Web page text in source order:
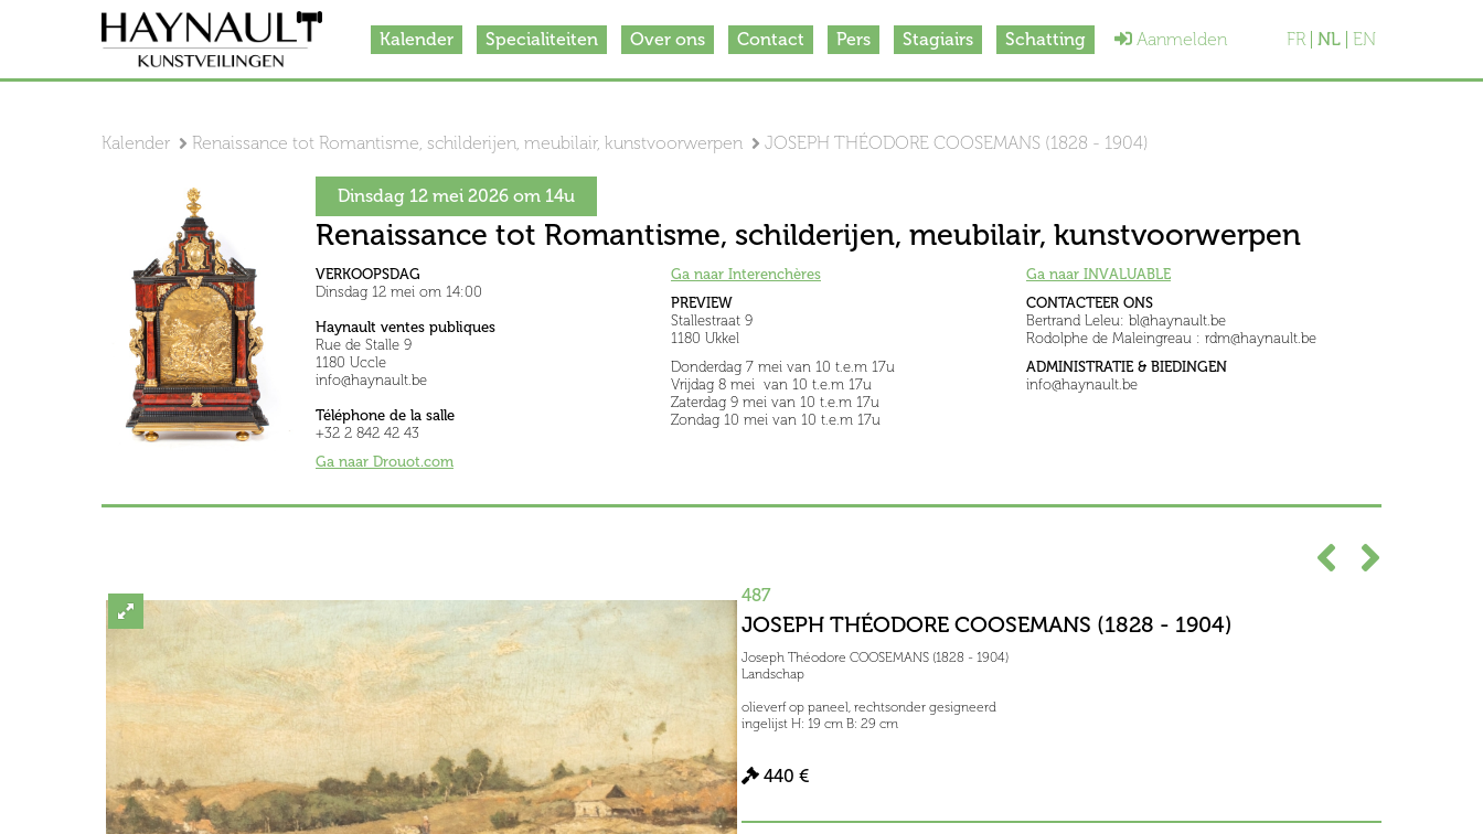
Kalender Specialiteiten Over ons Contact Pers Stagiairs Schatting Aanmelden FR NL EN
Kalender Renaissance tot Romantisme, schilderijen, meubilair, kunstvoorwerpen JOSEPH THÉODORE COOSEMANS (1828 - 1904)
Dinsdag 12 mei 2026 om 14u
Renaissance tot Romantisme, schilderijen, meubilair, kunstvoorwerpen
VERKOOPSDAG
Dinsdag 12 mei om 14:00
Haynault ventes publiques
Rue de Stalle 9
1180 Uccle
info@haynault.be
Téléphone de la salle
+32 2 842 42 43
Ga naar Drouot.com
Ga naar Interenchères
PREVIEW
Stallestraat 9
1180 Ukkel
Donderdag 7 mei van 10 t.e.m 17u
Vrijdag 8 mei van 10 t.e.m 17u
Zaterdag 9 mei van 10 t.e.m 17u
Zondag 10 mei van 10 t.e.m 17u
Ga naar INVALUABLE
CONTACTEER ONS
Bertrand Leleu: bl@haynault.be
Rodolphe de Maleingreau : rdm@haynault.be
ADMINISTRATIE & BIEDINGEN
info@haynault.be
487
JOSEPH THÉODORE COOSEMANS (1828 - 1904)
Joseph Théodore COOSEMANS (1828 - 1904)
Landschap
olieverf op paneel, rechtsonder gesigneerd
ingelijst H: 19 cm B: 29 cm
440 €